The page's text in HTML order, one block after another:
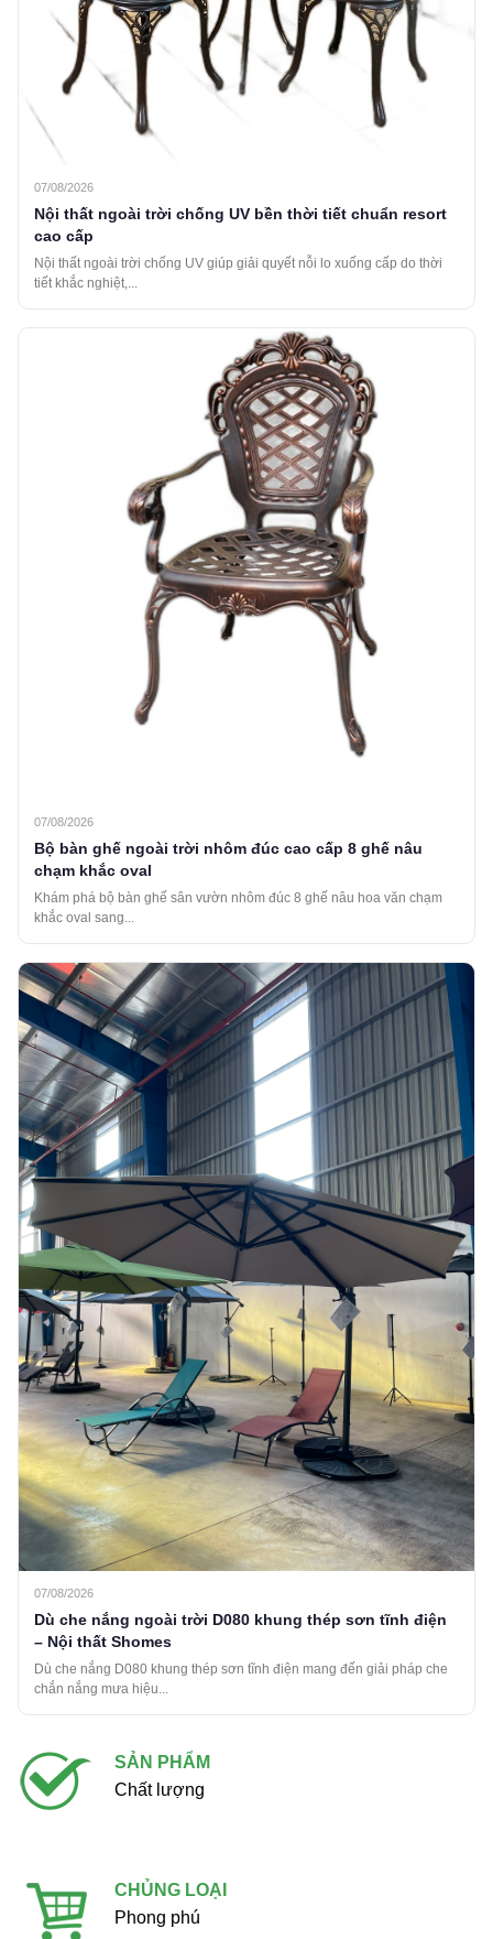
07/08/2026
Nội thất ngoài trời chống UV bền thời tiết chuẩn resort
cao cấp
Nội thất ngoài trời chống UV giúp giải quyết nỗi lo xuống cấp do thời
tiết khắc nghiệt,...
07/08/2026
Bộ bàn ghế ngoài trời nhôm đúc cao cấp 8 ghế nâu
chạm khắc oval
Khám phá bộ bàn ghế sân vườn nhôm đúc 8 ghế nâu hoa văn chạm
khắc oval sang...
07/08/2026
Dù che nắng ngoài trời D080 khung thép sơn tĩnh điện
– Nội thất Shomes
Dù che nắng D080 khung thép sơn tĩnh điện mang đến giải pháp che
chắn nắng mưa hiệu...
SẢN PHẨM
Chất lượng
CHỦNG LOẠI
Phong phú